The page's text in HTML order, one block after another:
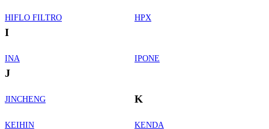
HIFLO FILTRO HPX
I
INA IPONE
J
JINCHENG K
KEIHIN
KENDA